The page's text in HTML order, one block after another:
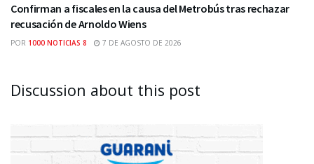
Confirman a fiscales en la causa del Metrobús tras rechazar
recusación de Arnoldo Wiens
POR 1000 NOTICIAS 8 7 DE AGOSTO DE 2026
Discussion about this post